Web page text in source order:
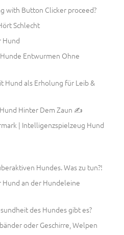
with Button Clicker proceed?
Schlecht
Hund
Entwurmen Ohne
Hund als Erholung für Leib &
Hinter Dem Zaun ✍
| Intelligenzspielzeug Hund
Hundes. Was zu tun?!
an der Hundeleine
des Hundes gibt es?
oder Geschirre, Welpen